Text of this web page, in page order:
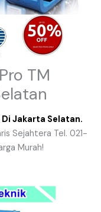
TM
Jakarta Selatan.
Sejahtera Tel. 021-
Murah!